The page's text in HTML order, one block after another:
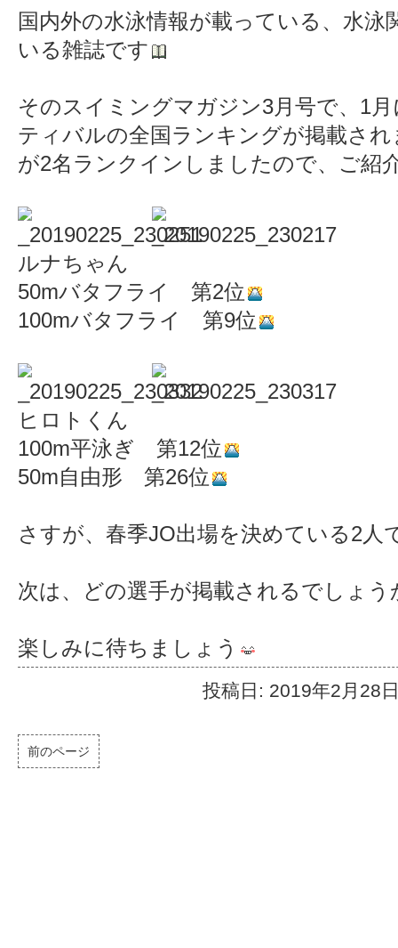
国内外の水泳情報が載っている、水泳
いる雑誌です
そのスイミングマガジン3月号で、1
ティバルの全国ランキングが掲載さ
が2名ランクインしましたので、ご紹
ルナちゃん
50mバタフライ 第2位
100mバタフライ 第9位
ヒロトくん
100m平泳ぎ 第12位
50m自由形 第26位
さすが、春季JO出場を決めている2人
次は、どの選手が掲載されるでしょう
楽しみに待ちましょう
投稿日: 2019年2月28
前のページ